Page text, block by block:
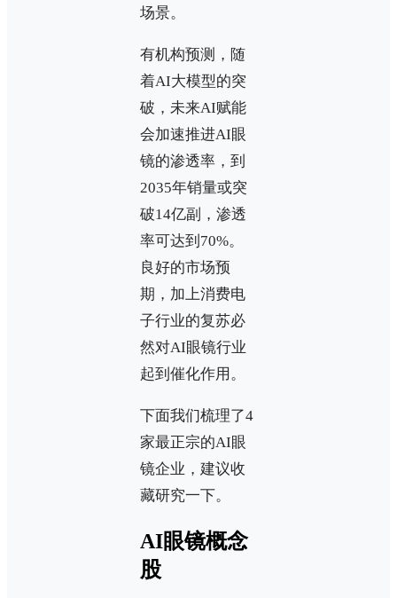
场景。
有机构预测，随
着AI大模型的突
破，未来AI赋能
会加速推进AI眼
镜的渗透率，到
2035年销量或突
破14亿副，渗透
率可达到70%。
良好的市场预
期，加上消费电
子行业的复苏必
然对AI眼镜行业
起到催化作用。
下面我们梳理了4
家最正宗的AI眼
镜企业，建议收
藏研究一下。
AI眼镜概念
股